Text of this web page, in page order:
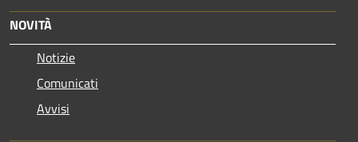
NOVITÀ
Notizie
Comunicati
Avvisi